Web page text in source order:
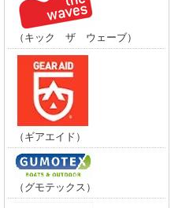
（キック ザ ウェーブ）
（ギアエイド）
（グモテックス）